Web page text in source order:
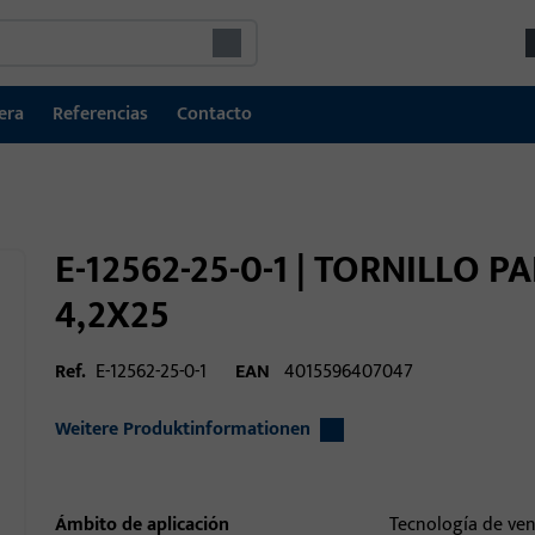
Referencias Contacto
E-12562-25-0-1 | TORNILLO
4,2X25
Ref. E-12562-25-0-1 EAN 4015596407047
Weitere Produktinformationen
Ámbito de aplicación
Tecnología de